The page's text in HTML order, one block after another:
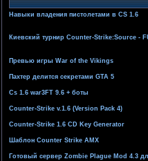
Навыки владения пистолетами в CS 1.6
Киевский турнир Counter-Strike:Source -
Превью игры War of the Vikings
Пахтер делится секретами GTA 5
Cs 1.6 war3FT 9.6 + боты
Counter-Strike v.1.6 (Version Pack 4)
Counter-Strike 1.6 CD Key Generator
Шаблон Counter Strike AMX
Готовый сервер Zombie Plague Mod 4.3